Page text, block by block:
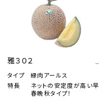
雅３０２
タイプ
緑肉アールス
特長
ネットの安定度が高い早
春晩秋タイプ！